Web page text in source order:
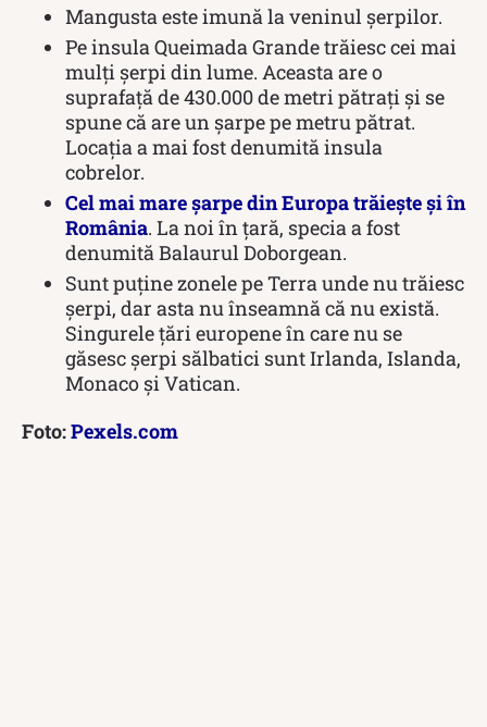
Mangusta este imună la veninul șerpilor.
Pe insula Queimada Grande trăiesc cei mai
mulți șerpi din lume. Aceasta are o
suprafață de 430.000 de metri pătrați și se
spune că are un șarpe pe metru pătrat.
Locația a mai fost denumită insula
cobrelor.
Cel mai mare șarpe din Europa trăiește și în
România. La noi în țară, specia a fost
denumită Balaurul Doborgean.
Sunt puține zonele pe Terra unde nu trăiesc
șerpi, dar asta nu înseamnă că nu există.
Singurele țări europene în care nu se
găsesc șerpi sălbatici sunt Irlanda, Islanda,
Monaco și Vatican.
Foto:Pexels.com